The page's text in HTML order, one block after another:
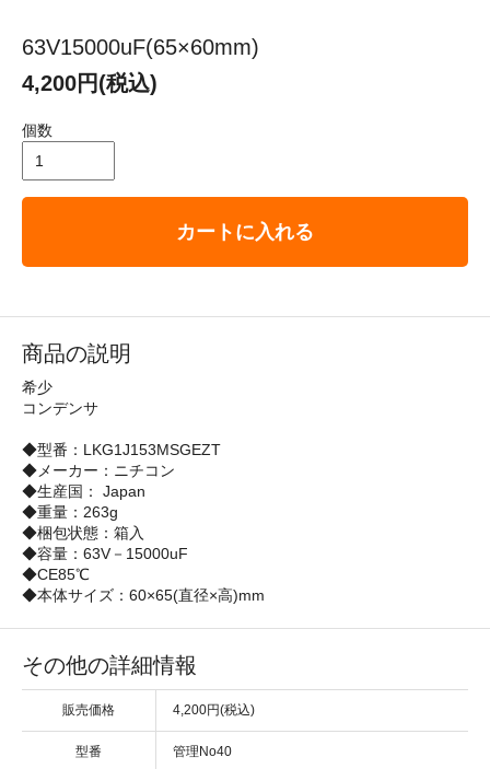
63V15000uF(65×60mm)
4,200円(税込)
個数
カートに入れる
商品の説明
希少
コンデンサ
◆型番：LKG1J153MSGEZT
◆メーカー：ニチコン
◆生産国： Japan
◆重量：263g
◆梱包状態：箱入
◆容量：63V－15000uF
◆CE85℃
◆本体サイズ：60×65(直径×高)mm
その他の詳細情報
販売価格 4,200円(税込)
型番 管理No40